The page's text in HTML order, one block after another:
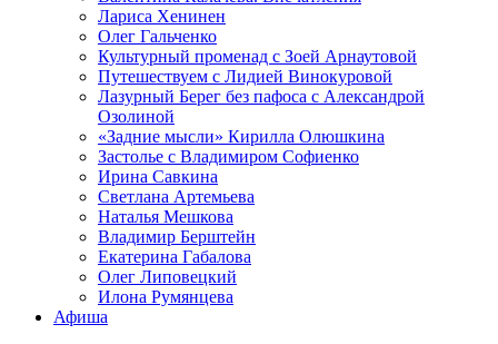
Лариса Хенинен
Олег Гальченко
Культурный променад с Зоей Арнаутовой
Путешествуем с Лидией Винокуровой
Лазурный Берег без пафоса с Александрой
Озолиной
«Задние мысли» Кирилла Олюшкина
Застолье с Владимиром Софиенко
Ирина Савкина
Светлана Артемьева
Наталья Мешкова
Владимир Берштейн
Екатерина Габалова
Олег Липовецкий
Илона Румянцева
Афиша